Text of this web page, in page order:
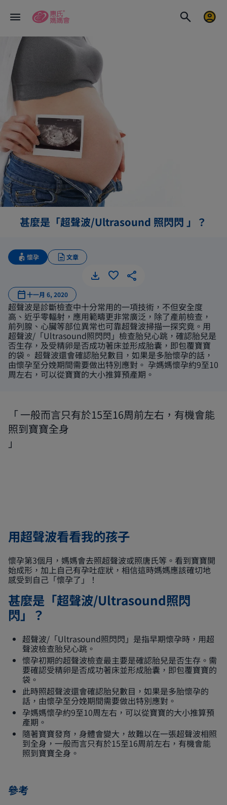
甚麼是「超聲波/Ultrasound 照閃閃 」？
懷孕 文章
十一月 6, 2020
超聲波是診斷檢查中十分常用的一項技術，不但安全度
高、近乎零輻射，應用範疇更非常廣泛，除了產前檢查，
前列腺、心臟等部位異常也可靠超聲波掃描一探究竟。用
超聲波/「Ultrasound照閃閃」檢查胎兒心跳，確認胎兒是
否生存，及受精卵是否成功著床並形成胎囊，即包覆寶寶
的袋。 超聲波還會確認胎兒數目，如果是多胎懷孕的話，
由懷孕至分娩期間需要做出特別應對。 孕媽媽懷孕約9至10
周左右，可以從寶寶的大小推算預產期。
一般而言只有於15至16周前左右，有機會能
照到寶寶全身
用超聲波看看我的孩子
懷孕第3個月，媽媽會去照超聲波或照唐氏等。看到寶寶開
始成形，加上自己有孕吐症狀，相信這時媽媽應該確切地
感受到自己「懷孕了」！
甚麼是「超聲波/Ultrasound照閃
閃」？
超聲波/「Ultrasound照閃閃」是指早期懷孕時，用超
聲波檢查胎兒心跳。
懷孕初期的超聲波檢查最主要是確認胎兒是否生存。需
要確認受精卵是否成功著床並形成胎囊，即包覆寶寶的
袋。
此時照超聲波還會確認胎兒數目，如果是多胎懷孕的
話，由懷孕至分娩期間需要做出特別應對。
孕媽媽懷孕約9至10周左右，可以從寶寶的大小推算預
產期。
隨著寶寶發育，身體會變大，故難以在一張超聲波相照
到全身，一般而言只有於15至16周前左右，有機會能
照到寶寶全身。
參考